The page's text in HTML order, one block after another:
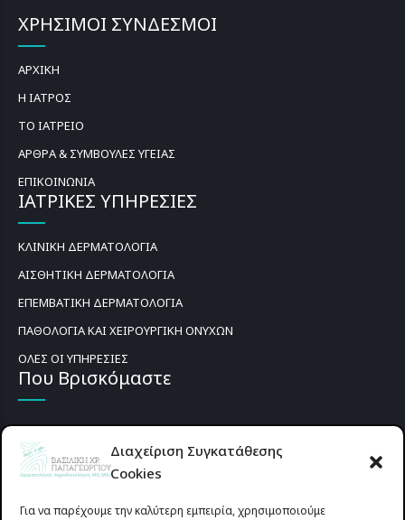
Διαχείριση Συγκατάθεσης
Cookies
Για να παρέχουμε την καλύτερη εμπειρία, χρησιμοποιούμε
ΧΡΗΣΙΜΟΙ ΣΥΝΔΕΣΜΟΙ
ΑΡΧΙΚΗ
Η ΙΑΤΡΟΣ
ΤΟ ΙΑΤΡΕΙΟ
ΑΡΘΡΑ & ΣΥΜΒΟΥΛΕΣ ΥΓΕΙΑΣ
ΕΠΙΚΟΙΝΩΝΙΑ
ΙΑΤΡΙΚΕΣ ΥΠΗΡΕΣΙΕΣ
ΚΛΙΝΙΚΗ ΔΕΡΜΑΤΟΛΟΓΙΑ
ΑΙΣΘΗΤΙΚΗ ΔΕΡΜΑΤΟΛΟΓΙΑ
ΕΠΕΜΒΑΤΙΚΗ ΔΕΡΜΑΤΟΛΟΓΙΑ
ΠΑΘΟΛΟΓΙΑ ΚΑΙ ΧΕΙΡΟΥΡΓΙΚΗ ΟΝΥΧΩΝ
ΟΛΕΣ ΟΙ ΥΠΗΡΕΣΙΕΣ
Που Βρισκόμαστε